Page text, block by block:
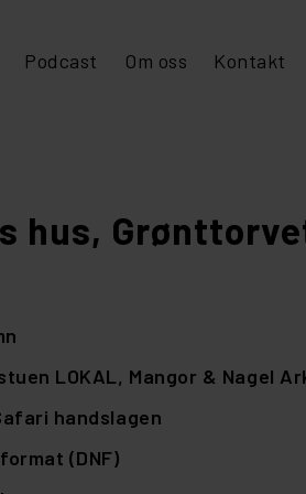
Podcast Om oss Kontakt
hus,
LOKAL, Mangor & Nagel
handslagen
(DNF)